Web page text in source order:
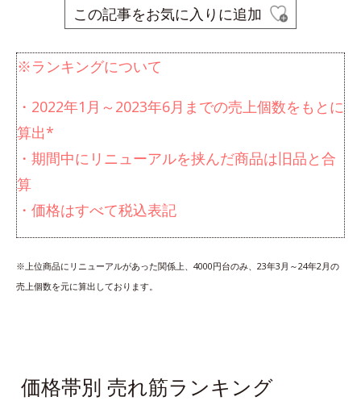
この記事をお気に入りに追加
※ランキングについて
・2022年1月～2023年6月までの売上個数をもとに
算出*
・期間中にリニューアルを挟んだ商品は旧品と合
算
・価格はすべて税込表記
※上位商品にリニューアルがあった関係上、4000円台のみ、23年3月～24年2月の
売上個数を元に算出しております。
価格帯別 売れ筋ランキング